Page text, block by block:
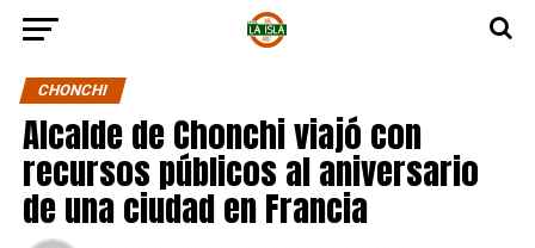
CHONCHI
Alcalde de Chonchi viajó con
recursos públicos al aniversario
de una ciudad en Francia